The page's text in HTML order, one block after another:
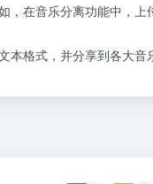
，在音乐分离功能中，
格式，并分享到各大音